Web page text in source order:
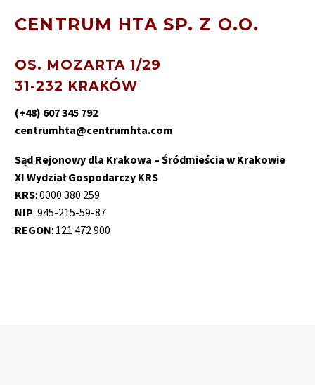
CENTRUM HTA SP. Z O.O.
OS. MOZARTA 1/29
31-232 KRAKÓW
(+48) 607 345 792
centrumhta@centrumhta.com
Sąd Rejonowy dla Krakowa – Śródmieścia w Krakowie
XI Wydział Gospodarczy KRS
KRS: 0000 380 259
NIP: 945-215-59-87
REGON: 121 472 900